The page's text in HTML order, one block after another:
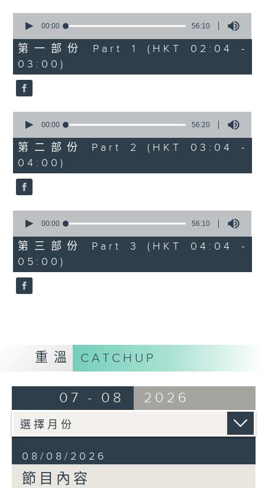
4. 「火海君臣」
由 龍貫天、丁凡 主唱
5. 「鸞飄鳳更飄」
6. 「花落始逢君」
由 張月兒、伍木蘭 主唱
seconds
56
minutes,
10
seconds
00:00 56:10
第一部份 Part 1 (HKT 02:04 -
03:00)
seconds
56
minutes,
20
seconds
00:00 56:20
第二部份 Part 2 (HKT 03:04 -
04:00)
seconds
56
minutes,
10
seconds
00:00 56:10
第三部份 Part 3 (HKT 04:04 -
05:00)
重溫 CATCHUP
07 - 08 2026
08/08/2026
節目內容